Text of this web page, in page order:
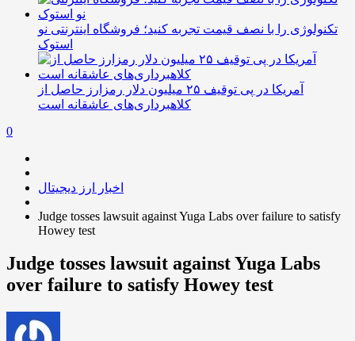
تکنولوژی را با نصف قیمت تجربه کنید؛ فروشگاه اینترنتی نو
استوک
آمریکا در پی توقیف ۲۵ میلیون دلار رمزارز حاصل از
کلاهبرداری‌های عاشقانه است
0
اخبار ارز دیجیتال
Judge tosses lawsuit against Yuga Labs over failure to satisfy
Howey test
Judge tosses lawsuit against Yuga Labs
over failure to satisfy Howey test